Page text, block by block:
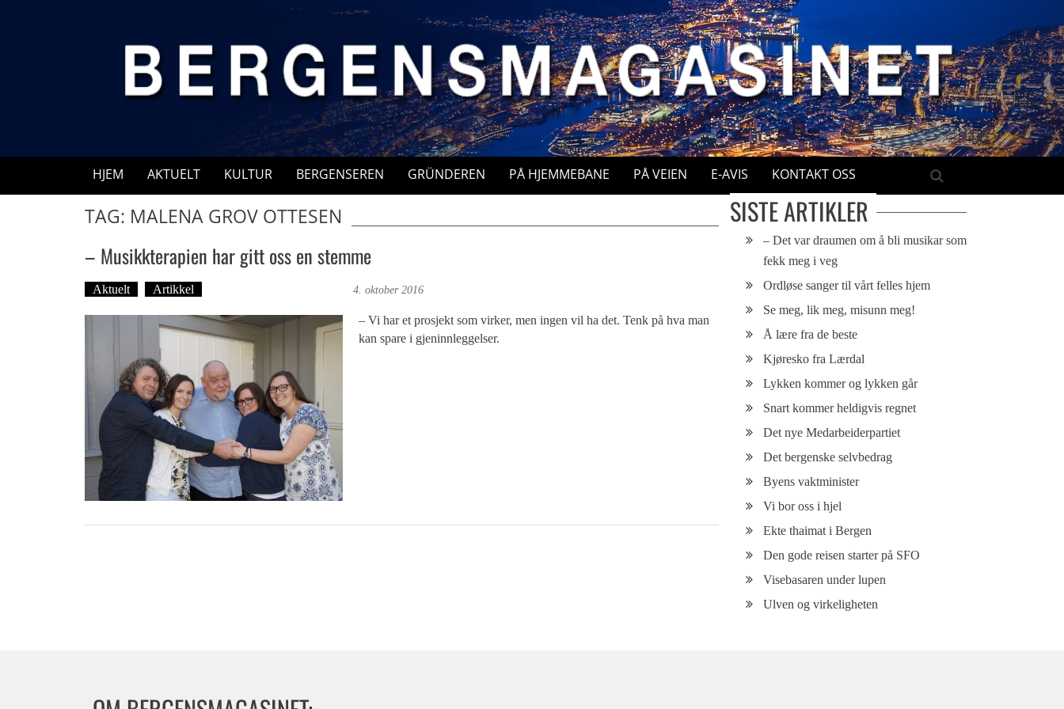
HJEM AKTUELT KULTUR BERGENSEREN GRÜNDEREN PÅ HJEMMEBANE PÅ VEIEN E-AVIS KONTAKT OSS
TAG: MALENA GROV OTTESEN
– Musikkterapien har gitt oss en stemme
Aktuelt Artikkel 4. oktober 2016
– Vi har et prosjekt som virker, men ingen vil ha det. Tenk på hva man
kan spare i gjeninnleggelser.
SISTE ARTIKLER
– Det var draumen om å bli musikar som
fekk meg i veg
Ordløse sanger til vårt felles hjem
Se meg, lik meg, misunn meg!
Å lære fra de beste
Kjøresko fra Lærdal
Lykken kommer og lykken går
Snart kommer heldigvis regnet
Det nye Medarbeiderpartiet
Det bergenske selvbedrag
Byens vaktminister
Vi bor oss i hjel
Ekte thaimat i Bergen
Den gode reisen starter på SFO
Visebasaren under lupen
Ulven og virkeligheten